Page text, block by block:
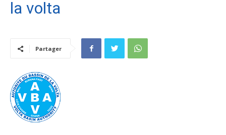
la volta
Partager